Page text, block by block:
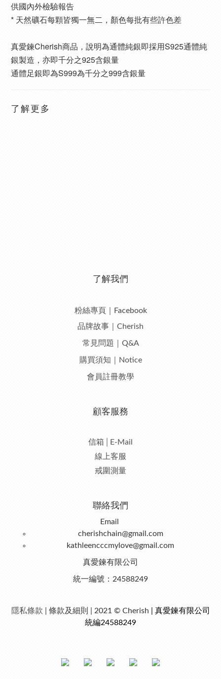
供國內外檢驗報告
* 天然礦石每顆皆獨一無二，顏色每批有些許色差
真愛鍊Cherish商品，說明為通體純銀即採用S925通體純
銀製造，亦即千分之925含銀量
通體足銀即為S999為千分之999含銀量
了解更多
了解我們
粉絲專頁｜Facebook
品牌故事｜Cherish
常見問題｜Q&A
購買須知｜Notice
會員註冊教學
顧客服務
信箱│E-Mail
線上客服
戒圍測量
聯絡我們
Email
cherishchain@gmail.com
kathleencccmylove@gmail.com
真愛鍊有限公司
統一編號：24588249
隱私條款 | 條款及細則 | 2021 © Cherish | 真愛鍊有限公司
統編24588249